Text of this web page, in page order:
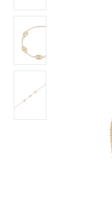
OUTLET
BLOG
NOS